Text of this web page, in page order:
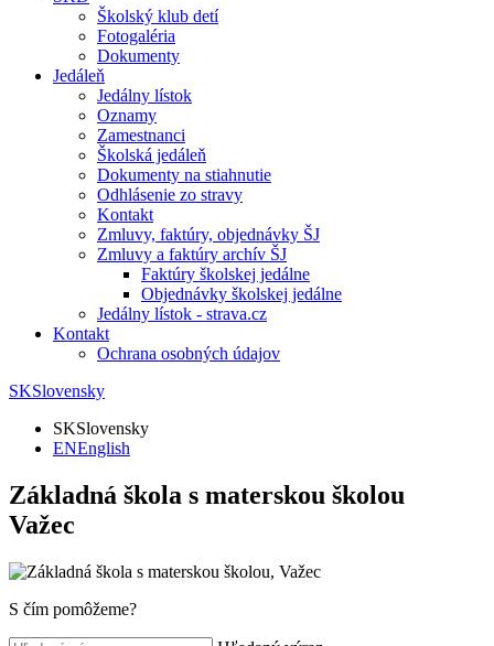
Školský klub detí
Fotogaléria
Dokumenty
Jedáleň
Jedálny lístok
Oznamy
Zamestnanci
Školská jedáleň
Dokumenty na stiahnutie
Odhlásenie zo stravy
Kontakt
Zmluvy, faktúry, objednávky ŠJ
Zmluvy a faktúry archív ŠJ
Faktúry školskej jedálne
Objednávky školskej jedálne
Jedálny lístok - strava.cz
Kontakt
Ochrana osobných údajov
SKSlovensky
SKSlovensky
ENEnglish
Základná škola s materskou školou
Važec
S čím pomôžeme?